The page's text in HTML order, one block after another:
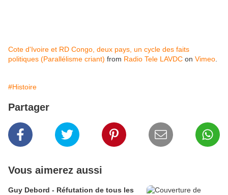
Cote d'Ivoire et RD Congo, deux pays, un cycle des faits
politiques (Parallélisme criant) from Radio Tele LAVDC on Vimeo
#Histoire
Partager
Vous aimerez aussi
Guy Debord - Réfutation de tous les